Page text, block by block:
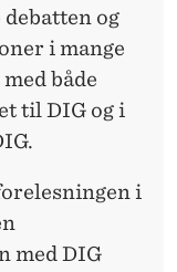
og
i mange
både
til DIG og i
i
med DIG